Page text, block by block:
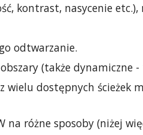
kontrast, nasycenie
odtwarzanie.
(także dynamiczne -
dostępnych ścieżek
różne sposoby (niżej